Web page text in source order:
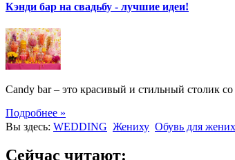
Кэнди бар на свадьбу - лучшие идеи!
Candy bar – это красивый и стильный столик
Подробнее »
Вы здесь: WEDDING Жениху Обувь для
Сейчас читают: